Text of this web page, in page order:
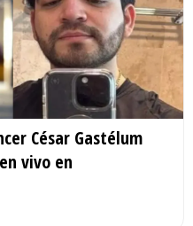
César Gastélum
vivo en